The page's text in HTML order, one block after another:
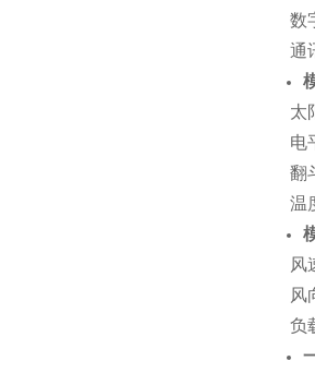
数
通
太
电
翻
温
风
风
负